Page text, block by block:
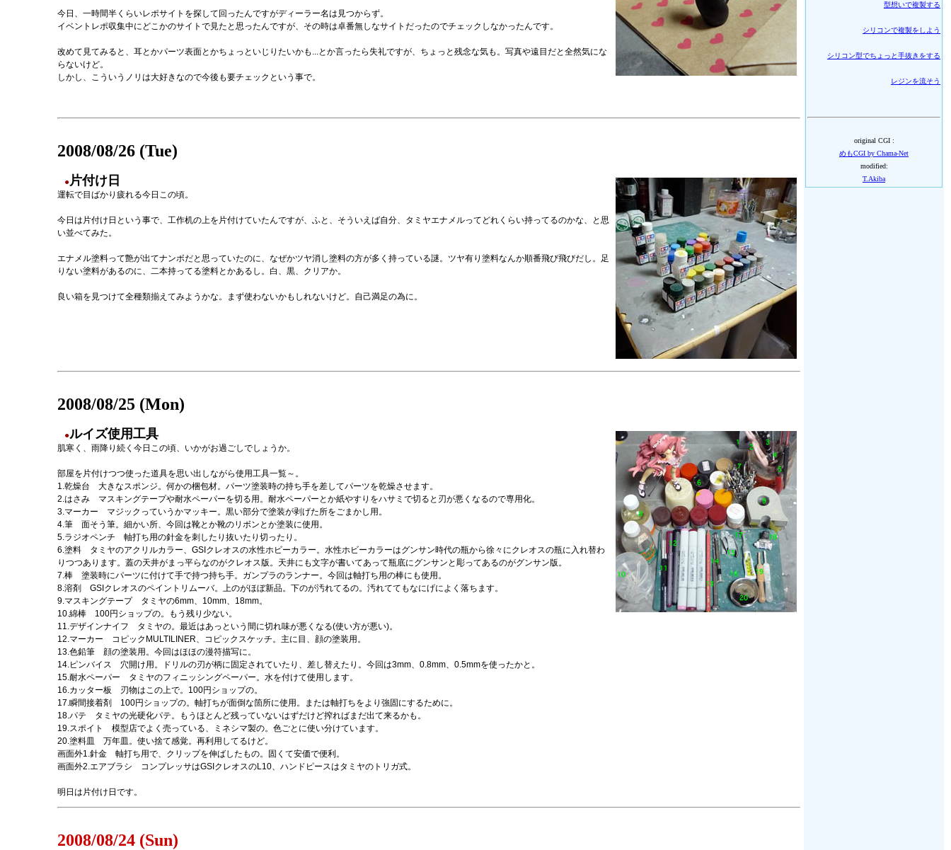
今日、一時間半くらいレポサイトを探して回ったんですがディーラー名は見つからず。
イベントレポ収集中にどこかのサイトで見たと思ったんですが、その時は卓番無しなサイトだったのでチェックしなかったんです。
改めて見てみると、耳とかパーツ表面とかちょっといじりたいかも...とか言ったら失礼ですが、ちょっと残念な気も。写真や遠目だと全然気にな
らないけど。
しかし、こういうノリは大好きなので今後も要チェックという事で。
2008/08/26 (Tue)
●片付け日
運転で目ばかり疲れる今日この頃。
今日は片付け日という事で、工作机の上を片付けていたんですが、ふと、そういえば自分、タミヤエナメルってどれくらい持ってるのかな、と思
い並べてみた。
エナメル塗料って艶が出てナンボだと思っていたのに、なぜかツヤ消し塗料の方が多く持っている謎。ツヤ有り塗料なんか順番飛び飛びだし。足
りない塗料があるのに、二本持ってる塗料とかあるし。白、黒、クリアか。
良い箱を見つけて全種類揃えてみようかな。まず使わないかもしれないけど。自己満足の為に。
2008/08/25 (Mon)
●ルイズ使用工具
肌寒く、雨降り続く今日この頃、いかがお過ごしでしょうか。
部屋を片付けつつ使った道具を思い出しながら使用工具一覧～。
1.乾燥台 大きなスポンジ。何かの梱包材。パーツ塗装時の持ち手を差してパーツを乾燥させます。
2.はさみ マスキングテープや耐水ペーパーを切る用。耐水ペーパーとか紙やすりをハサミで切ると刃が悪くなるので専用化。
3.マーカー マジックっていうかマッキー。黒い部分で塗装が剥げた所をごまかし用。
4.筆 面そう筆。細かい所、今回は靴とか靴のリボンとか塗装に使用。
5.ラジオペンチ 軸打ち用の針金を刺したり抜いたり切ったり。
6.塗料 タミヤのアクリルカラー、GSIクレオスの水性ホビーカラー。水性ホビーカラーはグンサン時代の瓶から徐々にクレオスの瓶に入れ替わ
りつつあります。蓋の天井がまっ平らなのがクレオス版。天井にも文字が書いてあって瓶底にグンサンと彫ってあるのがグンサン版。
7.棒 塗装時にパーツに付けて手で持つ持ち手。ガンプラのランナー。今回は軸打ち用の棒にも使用。
8.溶剤 GSIクレオスのペイントリムーバ。上のがほぼ新品。下のが汚れてるの。汚れててもなにげによく落ちます。
9.マスキングテープ タミヤの6mm、10mm、18mm。
10.綿棒 100円ショップの。もう残り少ない。
11.デザインナイフ タミヤの。最近はあっという間に切れ味が悪くなる(使い方が悪い)。
12.マーカー コピックMULTILINER、コピックスケッチ。主に目、顔の塗装用。
13.色鉛筆 顔の塗装用。今回はほほの漫符描写に。
14.ピンバイス 穴開け用。ドリルの刃が柄に固定されていたり、差し替えたり。今回は3mm、0.8mm、0.5mmを使ったかと。
15.耐水ペーパー タミヤのフィニッシングペーパー。水を付けて使用します。
16.カッター板 刃物はこの上で。100円ショップの。
17.瞬間接着剤 100円ショップの。軸打ちが面倒な箇所に使用。または軸打ちをより強固にするために。
18.パテ タミヤの光硬化パテ。もうほとんど残っていないはずだけど搾ればまだ出て来るかも。
19.スポイト 模型店でよく売っている、ミネシマ製の。色ごとに使い分けています。
20.塗料皿 万年皿。使い捨て感覚。再利用してるけど。
画面外1.針金 軸打ち用で、クリップを伸ばしたもの。固くて安価で便利。
画面外2.エアブラシ コンプレッサはGSIクレオスのL10、ハンドピースはタミヤのトリガ式。
明日は片付け日です。
2008/08/24 (Sun)
型想いで複製する
シリコンで複製をしよう
シリコン型でちょっと手抜きをする
レジンを流そう
original CGI :
めもCGI by Chama-Net
modified:
T.Akiba